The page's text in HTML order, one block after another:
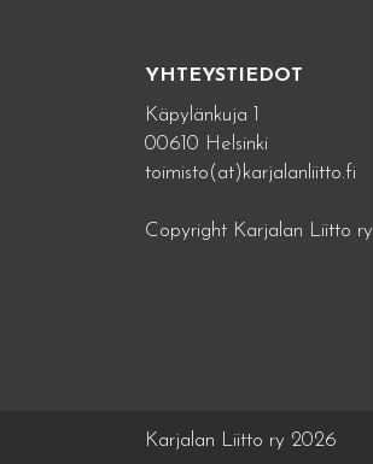
YHTEYSTIEDOT
Käpylänkuja 1
00610 Helsinki
toimisto(at)karjalanliitto.fi
Copyright Karjalan Liitto ry
Karjalan Liitto ry 2026